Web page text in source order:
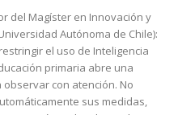
del Magíster en Innovación y
Autónoma de Chile):
el uso de Inteligencia
primaria abre una
con atención. No
sus medidas,